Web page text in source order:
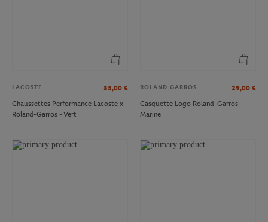
LACOSTE 35,00 €
Chaussettes Performance Lacoste x
Roland-Garros - Vert
ROLAND GARROS 29,00 €
Casquette Logo Roland-Garros -
Marine